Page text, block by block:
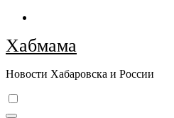
Перейти
содержимому
Хабмама
Новости Хабаровска и России